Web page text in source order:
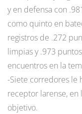
y en defensa con
como quinto en
registros de .272
limpias y .973
encuentros en la
-Siete corredores le
receptor larense, en
objetivo.